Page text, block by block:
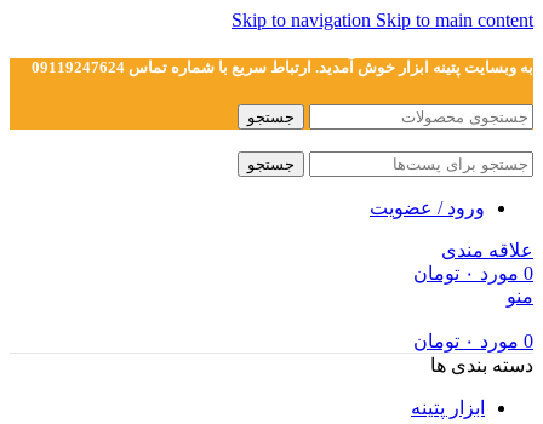
Skip to navigation Skip to main content
به وبسایت پتینه ابزار خوش آمدید. ارتباط سریع با شماره تماس 09119247624
جستجو
جستجو
ورود / عضویت
علاقه مندی
0 مورد ۰ تومان
منو
0 مورد ۰ تومان
دسته بندی ها
ابزار پتینه